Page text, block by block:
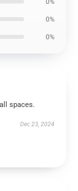
0%
0%
spaces.
Dec 23, 2024